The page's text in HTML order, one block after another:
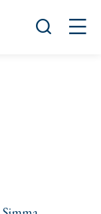
Öppna